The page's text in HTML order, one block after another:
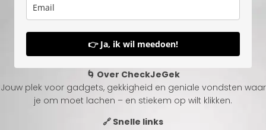
👉 Ja, ik wil meedoen!
🌀 Over CheckJeGek
Jouw plek voor gadgets, gekkigheid en geniale vondsten waar
je om moet lachen – en stiekem op wilt klikken.
🔗 Snelle links